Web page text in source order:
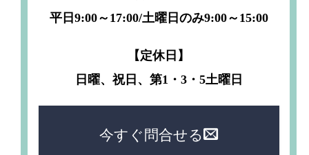
平日9:00～17:00/土曜日のみ9:00～15:00
【定休日】
日曜、祝日、第1・3・5土曜日
今すぐ問合せる